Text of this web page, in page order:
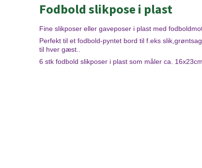
Fodbold slikpose i plast
Fine slikposer eller gaveposer i plast med
Perfekt til et fodbold-pyntet bord til f.eks
til hver gæst..
6 stk fodbold slikposer i plast som måler ca.